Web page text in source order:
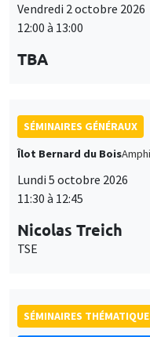
TBA
Îlot Bernard du Bois
Lundi 5 octobre 2026
11:30 à 12:45
Nicolas Treich
TSE
DEVELOPMENT AND